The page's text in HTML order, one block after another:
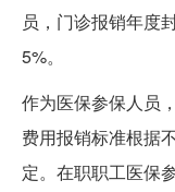
员，门诊报销年度
5%。
作为医保参保人员
费用报销标准根据
定。在职职工医保